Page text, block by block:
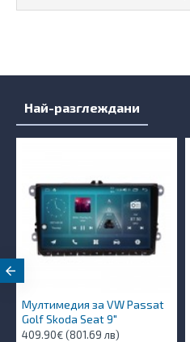
Най-разглеждани
Мултимедия за VW Passat
Golf Skoda Seat 9"
409.90€ (801.69 лв)